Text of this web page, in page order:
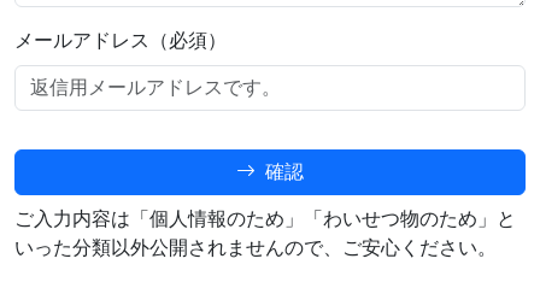
メールアドレス（必須）
確認
ご入力内容は「個人情報のため」「わいせつ物のため」と
いった分類以外公開されませんので、ご安心ください。